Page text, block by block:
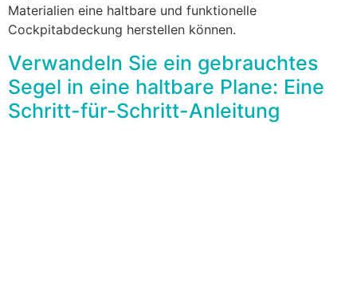
Materialien eine haltbare und funktionelle
Cockpitabdeckung herstellen können.
Verwandeln Sie ein gebrauchtes
Segel in eine haltbare Plane: Eine
Schritt-für-Schritt-Anleitung